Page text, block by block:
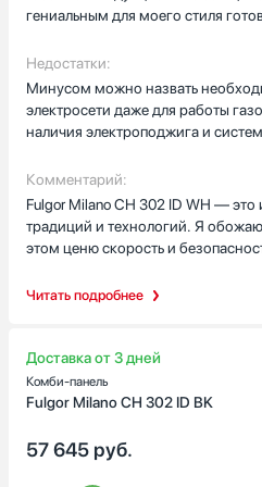
Читать подробнее
гениальным для моего стиля
или томления овощей, а
высокую скорость нагрева и
впечатлила функция PowerBoost
она позволяет моментально
фрай. Панель выполнена в
придает кухне особый шарм.
— поворотные ручки, индукция —
исключает путаницу.
Недостатки:
Минусом можно назвать
электросети даже для работы
наличия электроподжига и
сенсоры индукционной части
задержкой, если руки влажные.
Комментарий:
Fulgor Milano CH 302 ID WH —
традиций и технологий. Я обожаю
этом ценю скорость и
интерьер моей кухни, добавив ей
тех, кто не хочет выбирать
лучшее решение на рынке.
Доставка от 3 дней
Комби-панель
Fulgor Milano CH 302 ID BK
57 645 руб.